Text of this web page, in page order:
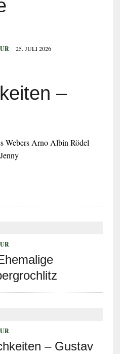
25. JULI 2026
–
Webers Arno Albin Rödel
– Gustav